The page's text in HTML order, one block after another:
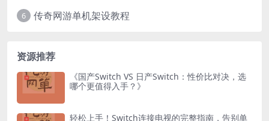
6 传奇网游单机架设教程
资源推荐
《国产Switch VS 日产Switch：性价比对决，选
哪个更值得入手？》
轻松上手！Switch连接电视的完整指南，告别单